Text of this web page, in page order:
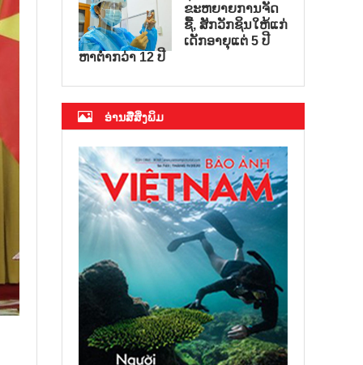
ຂະຫຍາຍການຈັດ
ຊື້, ສັກວັກຊິນໃຫ້ແກ່
ເດັກອາຍຸແຕ່ 5 ປີ
ຫາຕ່ຳກວ່າ 12 ປີ
ອ່ານສື່ສິ່ງພິມ